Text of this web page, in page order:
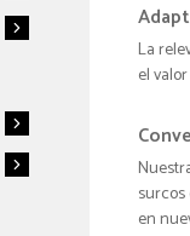
La
el
en